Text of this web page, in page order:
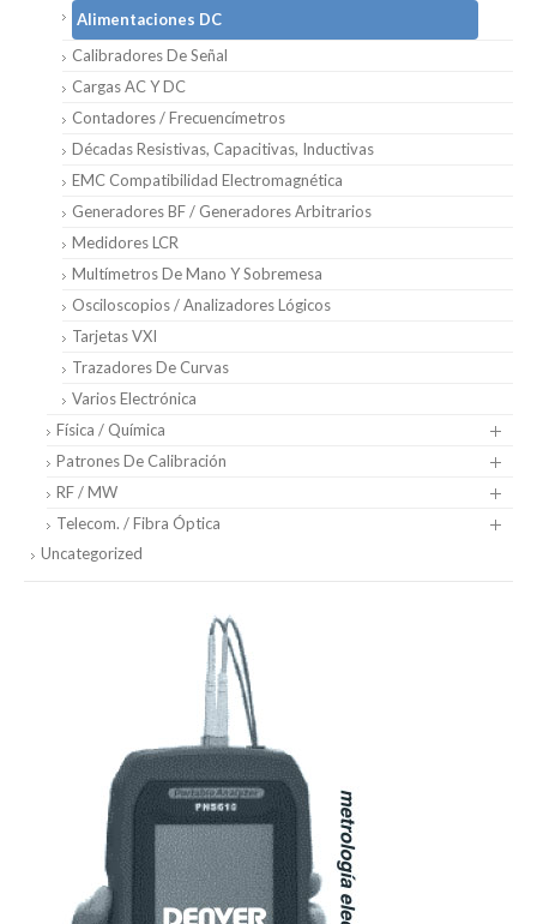
Alimentaciones DC
Calibradores De Señal
Cargas AC Y DC
Contadores / Frecuencímetros
Décadas Resistivas, Capacitivas, Inductivas
EMC Compatibilidad Electromagnética
Generadores BF / Generadores Arbitrarios
Medidores LCR
Multímetros De Mano Y Sobremesa
Osciloscopios / Analizadores Lógicos
Tarjetas VXI
Trazadores De Curvas
Varios Electrónica
Física / Química
Patrones De Calibración
RF / MW
Telecom. / Fibra Óptica
Uncategorized